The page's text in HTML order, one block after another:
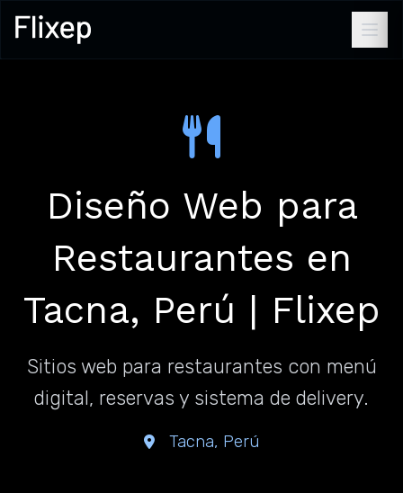
Diseño Web para
Restaurantes en
Tacna, Perú | Flixep
Sitios web para restaurantes con menú
digital, reservas y sistema de delivery.
Tacna, Perú